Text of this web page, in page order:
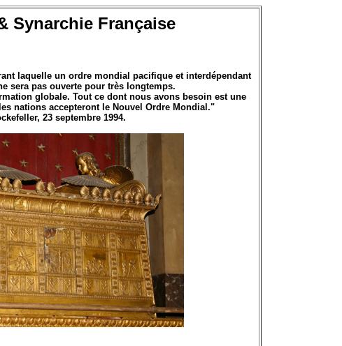
Synarchie Française
laquelle un ordre mondial pacifique et interdépendant
sera pas ouverte pour très longtemps.
globale. Tout ce dont nous avons besoin est une
nations accepteront le Nouvel Ordre Mondial."
23 septembre 1994.